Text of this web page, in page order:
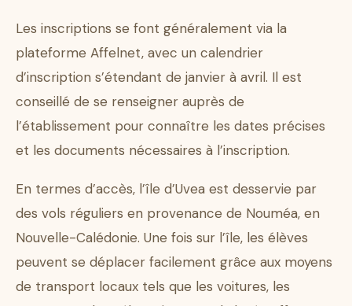
Les inscriptions se font généralement via la
plateforme Affelnet, avec un calendrier
d’inscription s’étendant de janvier à avril. Il est
conseillé de se renseigner auprès de
l’établissement pour connaître les dates précises
et les documents nécessaires à l’inscription.
En termes d’accès, l’île d’Uvea est desservie par
des vols réguliers en provenance de Nouméa, en
Nouvelle-Calédonie. Une fois sur l’île, les élèves
peuvent se déplacer facilement grâce aux moyens
de transport locaux tels que les voitures, les